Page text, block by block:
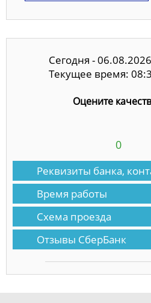
Сегодня - 06.08.2026
Текущее время:
Оцените
0
Реквизиты банка,
Время работы
Схема проезда
Отзывы СберБанк